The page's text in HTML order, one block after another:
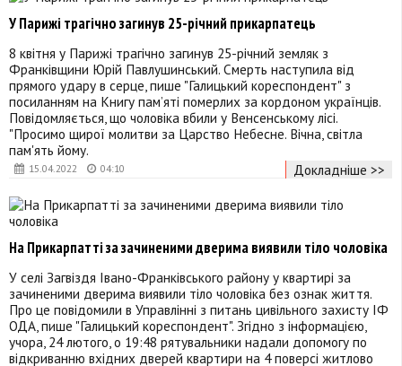
15.04.2022 04:10
У Парижі трагічно загинув 25-річний прикарпатець
8 квітня у Парижі трагічно загинув 25-річний земляк з
Франківщини Юрій Павлушинський. Смерть наступила від
прямого удару в серце, пише "Галицький кореспондент" з
посиланням на Книгу пам’яті померлих за кордоном українців.
Повідомляється, що чоловіка вбили у Венсенському лісі.
"Просимо щирої молитви за Царство Небесне. Вічна, світла
пам'ять йому.
Докладніше >>
На Прикарпатті за зачиненими дверима виявили тіло чоловіка
У селі Загвіздя Івано-Франківського району у квартирі за
зачиненими дверима виявили тіло чоловіка без ознак життя.
Про це повідомили в Управлінні з питань цивільного захисту ІФ
ОДА, пише "Галицький кореспондент". Згідно з інформацією,
учора, 24 лютого, о 19:48 рятувальники надали допомогу по
відкриванню вхідних дверей квартири на 4 поверсі житлово